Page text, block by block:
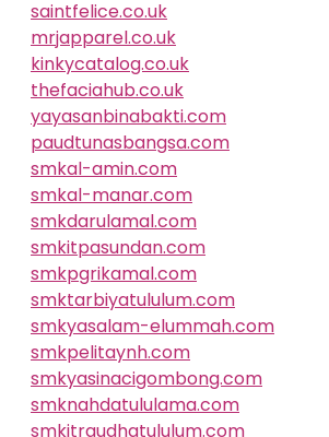
saintfelice.co.uk
mrjapparel.co.uk
kinkycatalog.co.uk
thefaciahub.co.uk
yayasanbinabakti.com
paudtunasbangsa.com
smkal-amin.com
smkal-manar.com
smkdarulamal.com
smkitpasundan.com
smkpgrikamal.com
smktarbiyatululum.com
smkyasalam-elummah.com
smkpelitaynh.com
smkyasinacigombong.com
smknahdatululama.com
smkitraudhatululum.com